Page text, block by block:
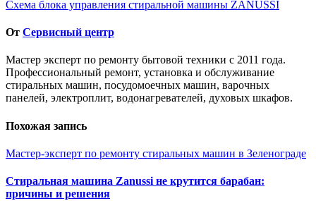
по
записям
Схема блока управления стиральной машины ZANUSSI
От Сервисный центр
Мастер эксперт по ремонту бытовой техники с 2011 года.
Профессиональный ремонт, установка и обслуживание
стиральных машин, посудомоечных машин, варочных
панелей, электроплит, водонагревателей, духовых шкафов.
Похожая запись
Мастер-эксперт по ремонту стиральных машин в Зеленограде
Стиральная машина Zanussi не крутится барабан:
причины и решения